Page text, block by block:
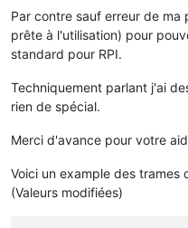
Par contre sauf erreur de ma
prête à l'utilisation) pour
standard pour RPI.
Techniquement parlant j'ai
rien de spécial.
Merci d'avance pour votre
Voici un example des trames
(Valeurs modifiées)